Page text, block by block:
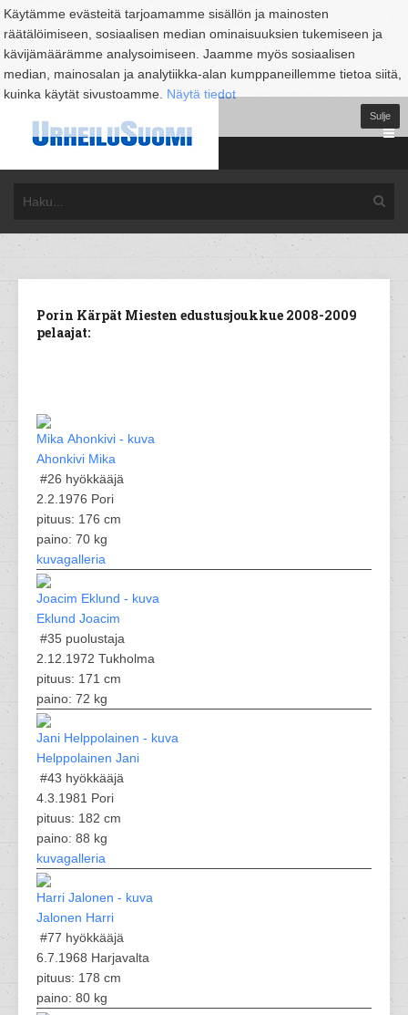
Käytämme evästeitä tarjoamamme sisällön ja mainosten
räätälöimiseen, sosiaalisen median ominaisuuksien tukemiseen ja
kävijämäärämme analysoimiseen. Jaamme myös sosiaalisen
median, mainosalan ja analytiikka-alan kumppaneillemme tietoa siitä,
kuinka käytät sivustoamme. Näytä tiedot
Sulje
Porin Kärpät Miesten edustusjoukkue 2008-2009
pelaajat:
Ahonkivi Mika
#26 hyökkääjä
2.2.1976 Pori
pituus: 176 cm
paino: 70 kg
kuvagalleria
Eklund Joacim
#35 puolustaja
2.12.1972 Tukholma
pituus: 171 cm
paino: 72 kg
Helppolainen Jani
#43 hyökkääjä
4.3.1981 Pori
pituus: 182 cm
paino: 88 kg
kuvagalleria
Jalonen Harri
#77 hyökkääjä
6.7.1968 Harjavalta
pituus: 178 cm
paino: 80 kg